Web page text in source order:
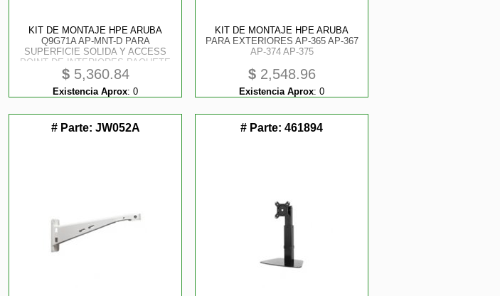
KIT DE MONTAJE HPE ARUBA
Q9G71A AP-MNT-D PARA
SUPERFICIE SOLIDA Y ACCESS
POINT DE INTERIORES PAQUETE
CON 10PZ
$5,360.84
Existencia Aprox: 0
KIT DE MONTAJE HPE ARUBA
PARA EXTERIORES AP-365 AP-367
AP-374 AP-375
$2,548.96
Existencia Aprox: 0
# Parte: JW052A # Parte:461894